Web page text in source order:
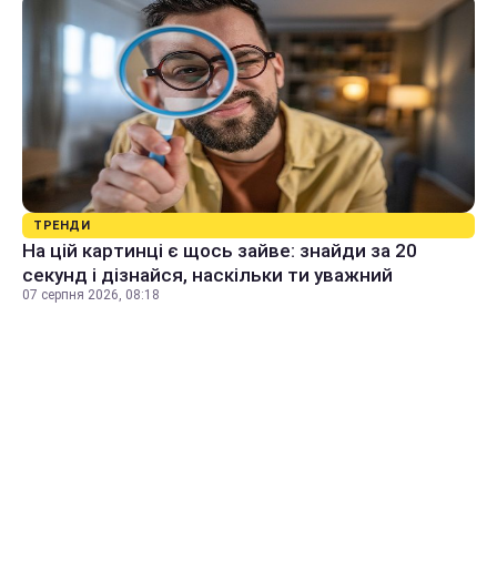
ТРЕНДИ
На цій картинці є щось зайве: знайди за 20
секунд і дізнайся, наскільки ти уважний
07 серпня 2026, 08:18